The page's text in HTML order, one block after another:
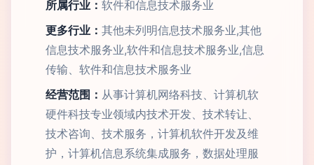
所属行业： 软件和信息技术服务业
更多行业： 其他未列明信息技术服务业,其他
信息技术服务业,软件和信息技术服务业,信息
传输、软件和信息技术服务业
经营范围： 从事计算机网络科技、计算机软
硬件科技专业领域内技术开发、技术转让、
技术咨询、技术服务，计算机软件开发及维
护，计算机信息系统集成服务，数据处理服